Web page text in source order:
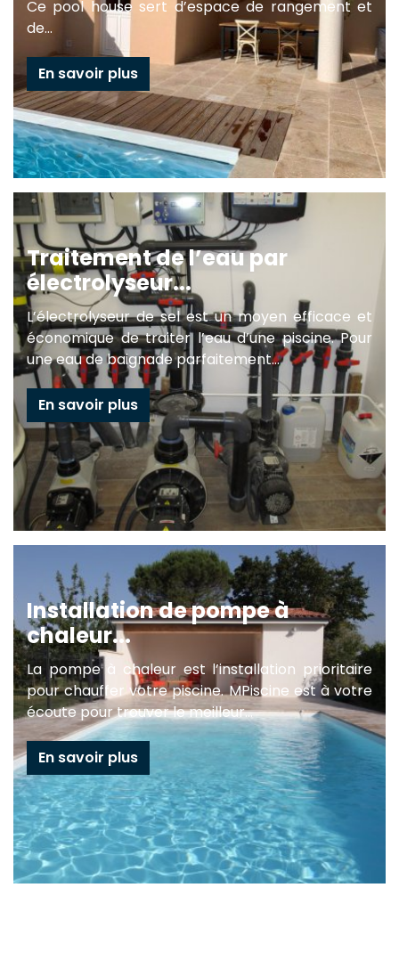
Ce pool house sert d’espace de rangement et
de...
En savoir plus
Traitement de l’eau par
électrolyseur...
L’électrolyseur de sel est un moyen efficace et
économique de traiter l’eau d’une piscine. Pour
une eau de baignade parfaitement...
En savoir plus
Installation de pompe à
chaleur...
La pompe à chaleur est l’installation prioritaire
pour chauffer votre piscine. MPiscine est à votre
écoute pour trouver le meilleur...
En savoir plus